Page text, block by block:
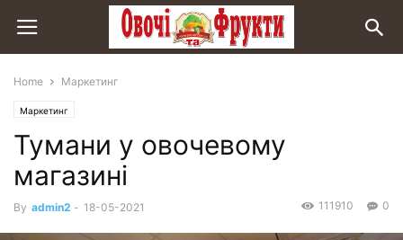
Home Маркетинг
Маркетинг
Тумани у овочевому
магазині
By admin2 - 18-05-2021 0
111910